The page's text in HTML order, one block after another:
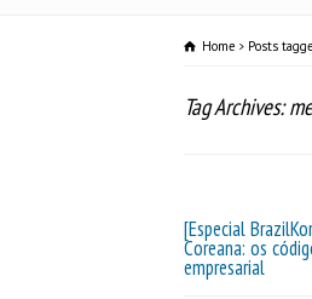
Home Posts
Tag Archives:
[Especial
Coreana: os
empresarial